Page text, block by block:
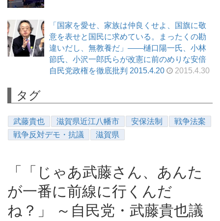
「国家を愛せ、家族は仲良くせよ、国旗に敬
意を表せと国民に求めている。まったくの勘
違いだし、無教養だ」――樋口陽一氏、小林
節氏、小沢一郎氏らが改憲に前のめりな安倍
自民党政権を徹底批判 2015.4.20
2015.4.30
タグ
武藤貴也 滋賀県近江八幡市 安保法制
戦争法案
戦争反対デモ・抗議
滋賀県
「「じゃあ武藤さん、あんた
が一番に前線に行くんだ
ね？」 ～自民党・武藤貴也議